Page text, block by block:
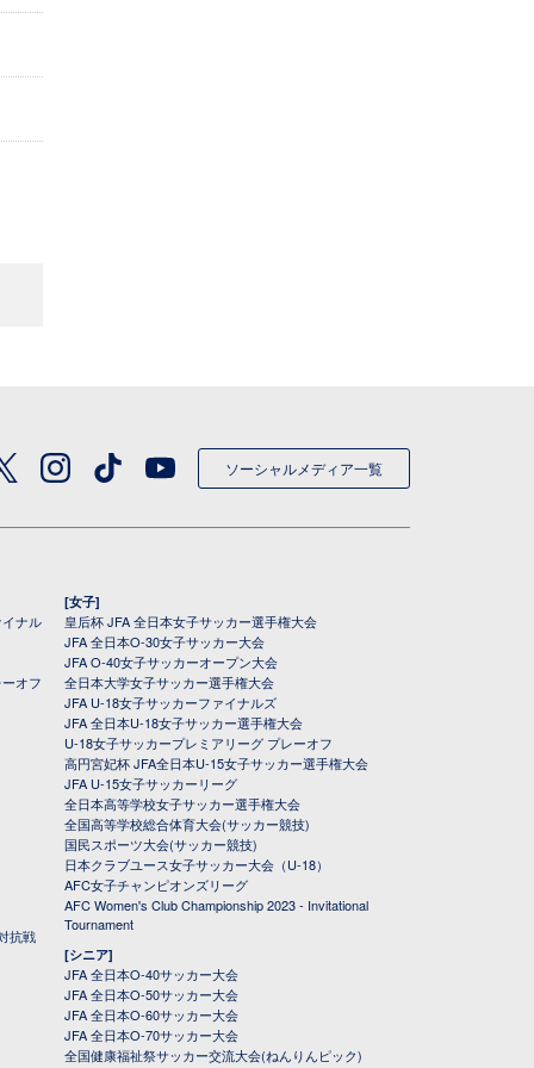
ソーシャルメディア一覧
ナル
オフ
抗戦
[女子]
皇后杯 JFA 全日本女子サッカー選手権大会
JFA 全日本O-30女子サッカー大会
JFA O-40女子サッカーオープン大会
全日本大学女子サッカー選手権大会
JFA U-18女子サッカーファイナルズ
JFA 全日本U-18女子サッカー選手権大会
U-18女子サッカープレミアリーグ プレーオフ
高円宮妃杯 JFA全日本U-15女子サッカー選手権大会
JFA U-15女子サッカーリーグ
全日本高等学校女子サッカー選手権大会
全国高等学校総合体育大会(サッカー競技)
国民スポーツ大会(サッカー競技)
日本クラブユース女子サッカー大会（U-18）
AFC女子チャンピオンズリーグ
AFC Women's Club Championship 2023 - Invitational
Tournament
[シニア]
JFA 全日本O-40サッカー大会
JFA 全日本O-50サッカー大会
JFA 全日本O-60サッカー大会
JFA 全日本O-70サッカー大会
全国健康福祉祭サッカー交流大会(ねんりんピック)